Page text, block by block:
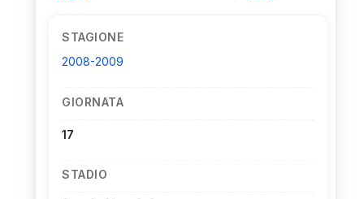
STAGIONE
2008-2009
GIORNATA
17
STADIO